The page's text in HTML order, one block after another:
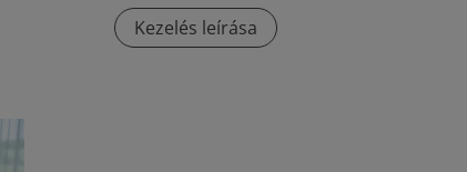
Kezelés leírása